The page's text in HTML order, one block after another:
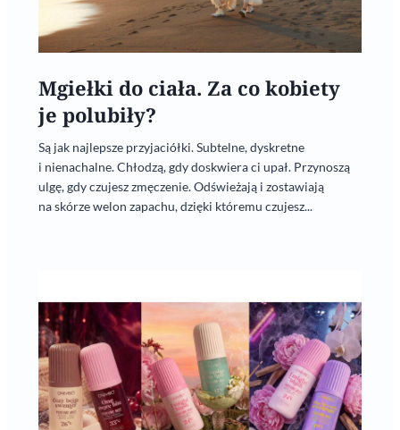
Mgiełki do ciała. Za co kobiety
je polubiły?
Są jak najlepsze przyjaciółki. Subtelne, dyskretne
i nienachalne. Chłodzą, gdy doskwiera ci upał. Przynoszą
ulgę, gdy czujesz zmęczenie. Odświeżają i zostawiają
na skórze welon zapachu, dzięki któremu czujesz...